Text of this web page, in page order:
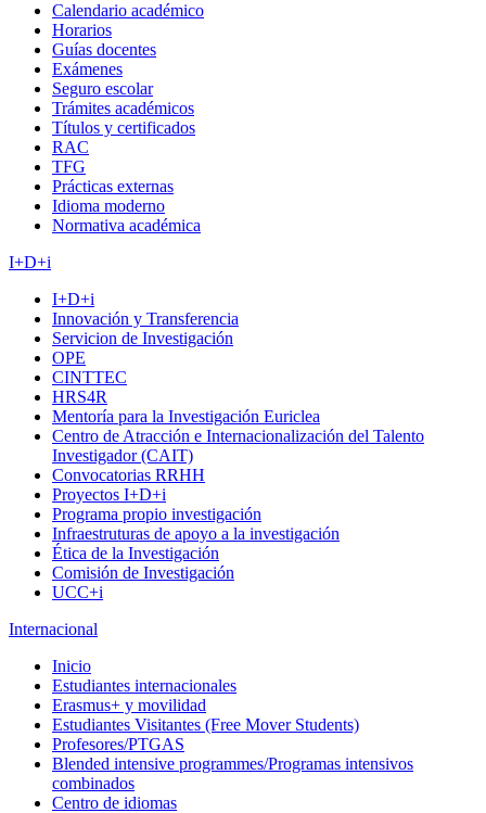
Calendario académico
Horarios
Guías docentes
Exámenes
Seguro escolar
Trámites académicos
Títulos y certificados
RAC
TFG
Prácticas externas
Idioma moderno
Normativa académica
I+D+i
I+D+i
Innovación y Transferencia
Servicion de Investigación
OPE
CINTTEC
HRS4R
Mentoría para la Investigación Euriclea
Centro de Atracción e Internacionalización del Talento
Investigador (CAIT)
Convocatorias RRHH
Proyectos I+D+i
Programa propio investigación
Infraestruturas de apoyo a la investigación
Ética de la Investigación
Comisión de Investigación
UCC+i
Internacional
Inicio
Estudiantes internacionales
Erasmus+ y movilidad
Estudiantes Visitantes (Free Mover Students)
Profesores/PTGAS
Blended intensive programmes/Programas intensivos
combinados
Centro de idiomas